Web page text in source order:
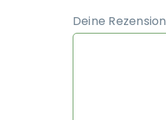
Deine Rezension